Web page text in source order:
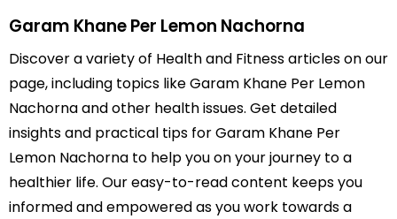
Garam Khane Per Lemon Nachorna
Discover a variety of Health and Fitness articles on our
page, including topics like Garam Khane Per Lemon
Nachorna and other health issues. Get detailed
insights and practical tips for Garam Khane Per
Lemon Nachorna to help you on your journey to a
healthier life. Our easy-to-read content keeps you
informed and empowered as you work towards a